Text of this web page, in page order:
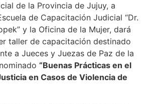
de la Provincia de Jujuy, a
de Capacitación Judicial “Dr.
y la Oficina de la Mujer, dará
taller de capacitación destinado
a Jueces y Juezas de Paz de la
“Buenas Prácticas en el
en Casos de Violencia de